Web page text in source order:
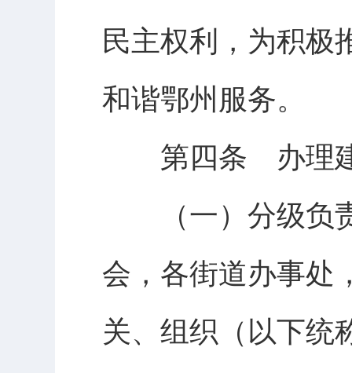
民主权利，为积极
和谐鄂州服务。
第四条 办理建
（一）分级负责
会，各街道办事处
关、组织（以下统